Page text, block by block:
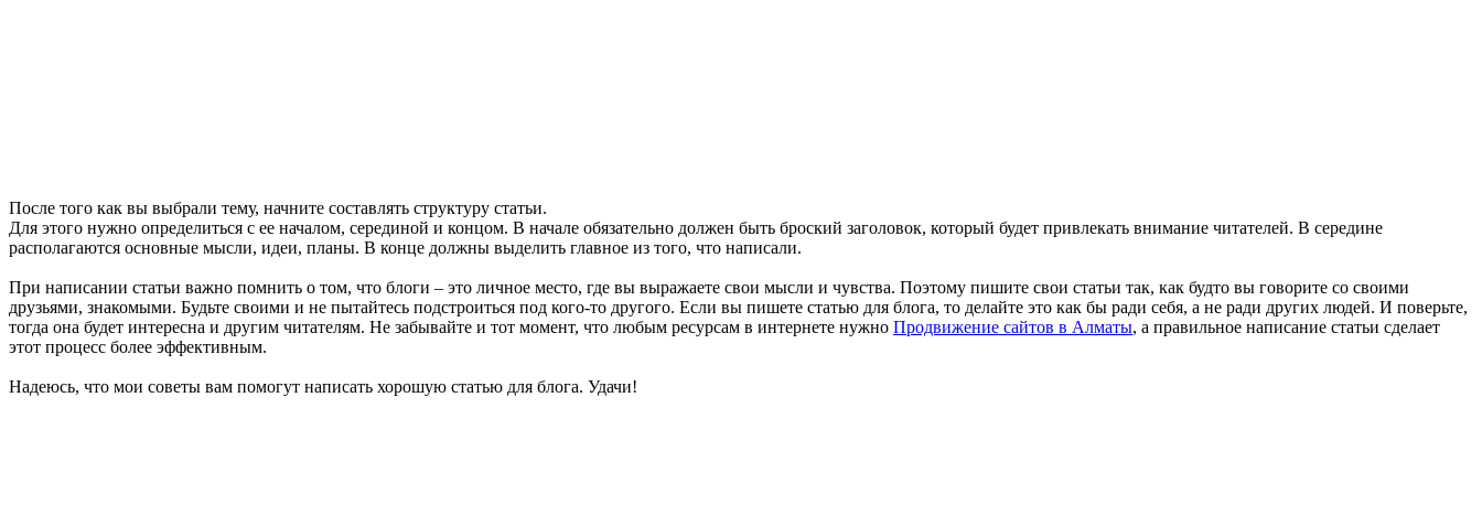
После того как вы выбрали тему, начните составлять структуру статьи.
Для этого нужно определиться с ее началом, серединой и концом. В начале обязательно должен быть броский заголовок, который будет привлекать внимание читателей. В середине
располагаются основные мысли, идеи, планы. В конце должны выделить главное из того, что написали.
При написании статьи важно помнить о том, что блоги – это личное место, где вы выражаете свои мысли и чувства. Поэтому пишите свои статьи так, как будто вы говорите со своими
друзьями, знакомыми. Будьте своими и не пытайтесь подстроиться под кого-то другого. Если вы пишете статью для блога, то делайте это как бы ради себя, а не ради других людей. И поверьте,
тогда она будет интересна и другим читателям. Не забывайте и тот момент, что любым ресурсам в интернете нужно Продвижение сайтов в Алматы, а правильное написание статьи сделает
этот процесс более эффективным.
Надеюсь, что мои советы вам помогут написать хорошую статью для блога. Удачи!